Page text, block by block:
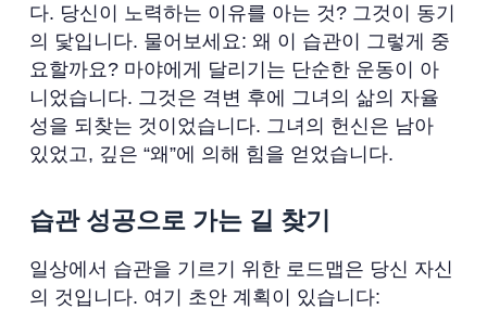
다. 당신이 노력하는 이유를 아는 것? 그것이 동기
의 닻입니다. 물어보세요: 왜 이 습관이 그렇게 중
요할까요? 마야에게 달리기는 단순한 운동이 아
니었습니다. 그것은 격변 후에 그녀의 삶의 자율
성을 되찾는 것이었습니다. 그녀의 헌신은 남아
있었고, 깊은 “왜”에 의해 힘을 얻었습니다.
습관 성공으로 가는 길 찾기
일상에서 습관을 기르기 위한 로드맵은 당신 자신
의 것입니다. 여기 초안 계획이 있습니다: